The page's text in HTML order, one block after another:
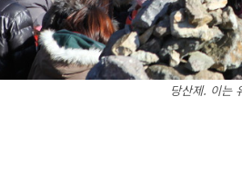
당산제. 이는